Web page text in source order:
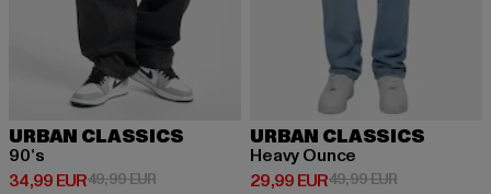
URBAN CLASSICS
90‘s
34,99 EUR
Derzeitiger Preis: 34,99 EUR
49,99 EURAktionspreis: 49,99 EUR
URBAN CLASSICS
Heavy Ounce
29,99 EUR
Derzeitiger Preis: 29,99 EUR
49,99 EURAktionspreis: